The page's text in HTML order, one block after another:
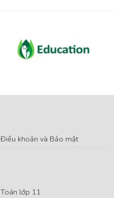
Điều khoản và Bảo mật
Toán lớp 11